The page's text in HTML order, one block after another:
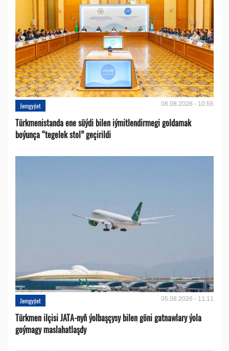
Jemgyýet 06.08.2026 - 10:55
Türkmenistanda ene süýdi bilen iýmitlendirmegi goldamak
boýunça “tegelek stol” geçirildi
Jemgyýet 05.08.2026 - 11:11
Türkmen ilçisi JATA-nyň ýolbaşçysy bilen göni gatnawlary ýola
goýmagy maslahatlaşdy